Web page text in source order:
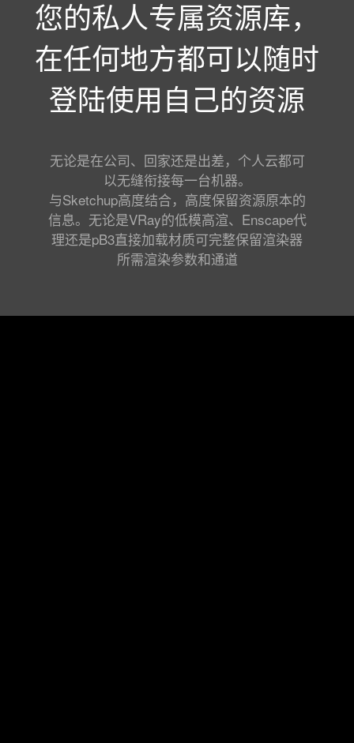
您的私人专属资源库，
在任何地方都可以随时
登陆使用自己的资源
无论是在公司、回家还是出差，个人云都可
以无缝衔接每一台机器。
与Sketchup高度结合，高度保留资源原本的
信息。无论是VRay的低模高渲、Enscape代
理还是pB3直接加载材质可完整保留渲染器
所需渲染参数和通道